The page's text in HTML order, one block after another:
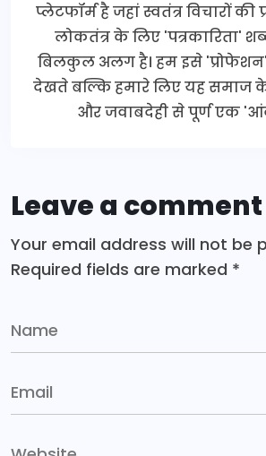
प्लेटफॉर्म है जहां स्वतंत्र विचारों की
लोकतंत्र के लिए 'पत्रकारिता'
बिलकुल अलग है। हम इसे 'प्रोफेशन'
देखते बल्कि हमारे लिए यह समाज के
और जवाबदेही से पूर्ण एक
Leave a comment
Your email address will not be
Required fields are marked *